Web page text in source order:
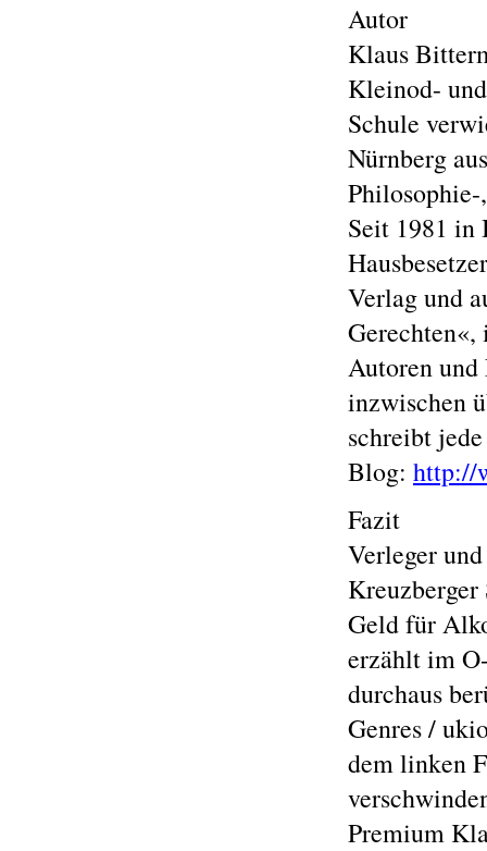
Autor
Klaus
Kleinod-
Schule
Nürnberg
Seit 1981 in
Verlag und
Autoren und
inzwischen
schreibt
Blog: http://
Fazit
Verleger
Geld für
erzählt im
durchaus
Genres /
dem linken
Premium